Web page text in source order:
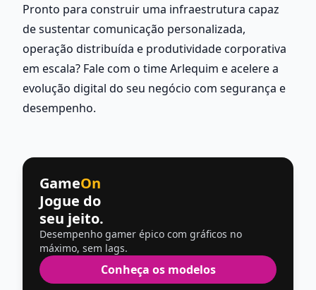
Pronto para construir uma infraestrutura capaz
de sustentar comunicação personalizada,
operação distribuída e produtividade corporativa
em escala? Fale com o time Arlequim e acelere a
evolução digital do seu negócio com segurança e
desempenho.
GameOn
Jogue do
seu jeito.
Desempenho gamer épico com gráficos no
máximo, sem lags.
Conheça os modelos